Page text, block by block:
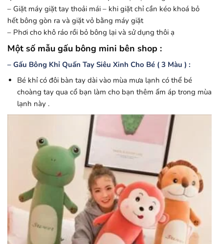
– Giặt máy giặt tay thoải mái – khi giặt chỉ cần kéo khoá bỏ
hết bông gòn ra và giặt vỏ bằng máy giặt
– Phơi cho khô ráo rồi bỏ bông lại và sử dụng thôi ạ
Một số mẫu gấu bông mini bên shop :
– Gấu Bông Khỉ Quấn Tay Siêu Xinh Cho Bé ( 3 Màu ) :
Bé khỉ có đôi bàn tay dài vào mùa mưa lạnh có thể bé
choàng tay qua cổ bạn làm cho bạn thêm ấm áp trong mùa
lạnh này .